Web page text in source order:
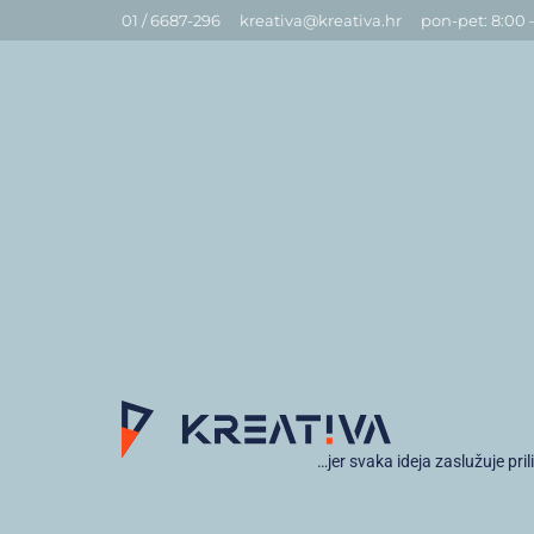
01 / 6687-296 kreativa@kreativa.hr pon-pet: 8:00
…jer svaka ideja zaslužuje